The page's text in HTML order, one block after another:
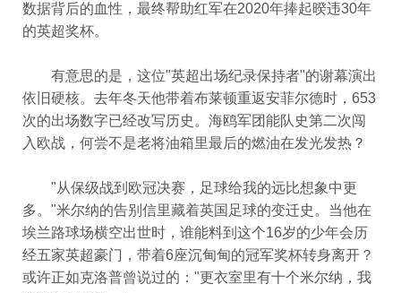
数据背后的血性，最终帮助红军在2020年捧起暌违30年
的英超奖杯。
有意思的是，这位"英超出场纪录保持者"的谢幕演出
依旧硬核。去年冬天他带着布莱顿重返安菲尔德时，653
次的出场数字已经改写历史。海鸥军团能队史第二次闯
入欧战，何尝不是老将油箱里最后的燃油在发光发热？
"从保级战到欧冠决赛，足球给我的远比想象中更
多。"米尔纳的告别信里藏着英国足球的变迁史。当他在
埃兰路球场横空出世时，谁能料到这个16岁的少年会历
经五家英超豪门，带着6座沉甸甸的冠军奖杯转身离开？
或许正如克洛普曾说过的："更衣室里有十个米尔纳，我